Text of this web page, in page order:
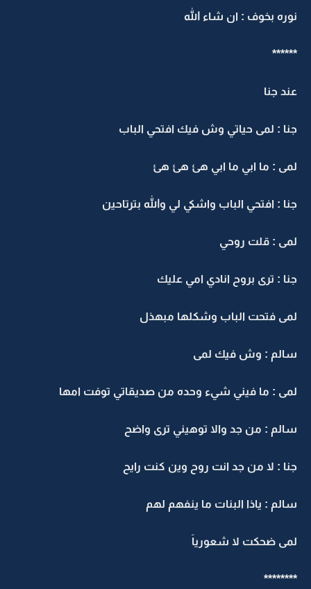
بخوف : ان شاء الله
جنا
: لمى حياتي وش فيك افتحي الباب
: ما ابي ما ابي هئ هئ هئ
: افتحي الباب واشكي لي والله بترتاحين
: قلت روحي
: ترى بروح انادي امي عليك
فتحت الباب وشكلها مبهذل
: وش فيك لمى
: ما فيني شيء وحده من صديقاتي توفت امها
: من جد والا توهيني ترى واضح
: لا من جد انت روح وين كنت رايح
: ياذا البنات ما ينفهم لهم
ضحكت لا شعورياَ